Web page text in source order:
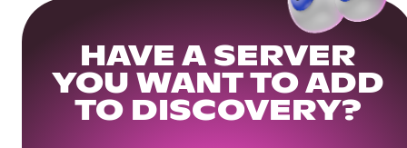
HAVE A SERVER
YOU WANT TO ADD
TO DISCOVERY?